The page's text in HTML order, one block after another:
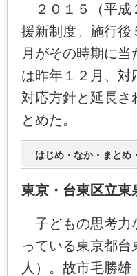
２０１５（平成
援新制度。施行後
月がその時期に
は昨年１２月、
対応方針と延長
とめた。
はじめ・なか・まと
東京・台東区立
子どもの思考力
っている東京都
人）。故市毛勝